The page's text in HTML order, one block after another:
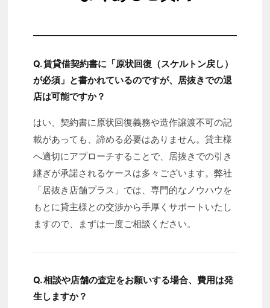
Q. 賃貸借契約書に「原状回復（スケルトン戻し）
が必須」と書かれているのですが、居抜きでの退
店は可能ですか？
はい、契約書に原状回復義務や造作譲渡不可の記
載があっても、諦める必要はありません。貸主様
へ適切にアプローチすることで、居抜きでの引き
継ぎが承諾されるケースは多々ございます。弊社
「居抜き店舗プラス」では、専門的なノウハウを
もとに貸主様との交渉から手厚くサポートいたし
ますので、まずは一度ご相談ください。
Q. 相談や店舗の査定をお願いする場合、費用は発
生しますか？